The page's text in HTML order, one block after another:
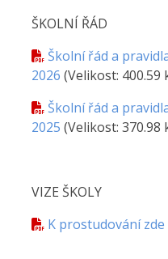
ŠKOLNÍ ŘÁD
Školní řád a
2026 (Velikost: 400.59
Školní řád a
2025 (Velikost: 370.98
VIZE ŠKOLY
K prostudování zde